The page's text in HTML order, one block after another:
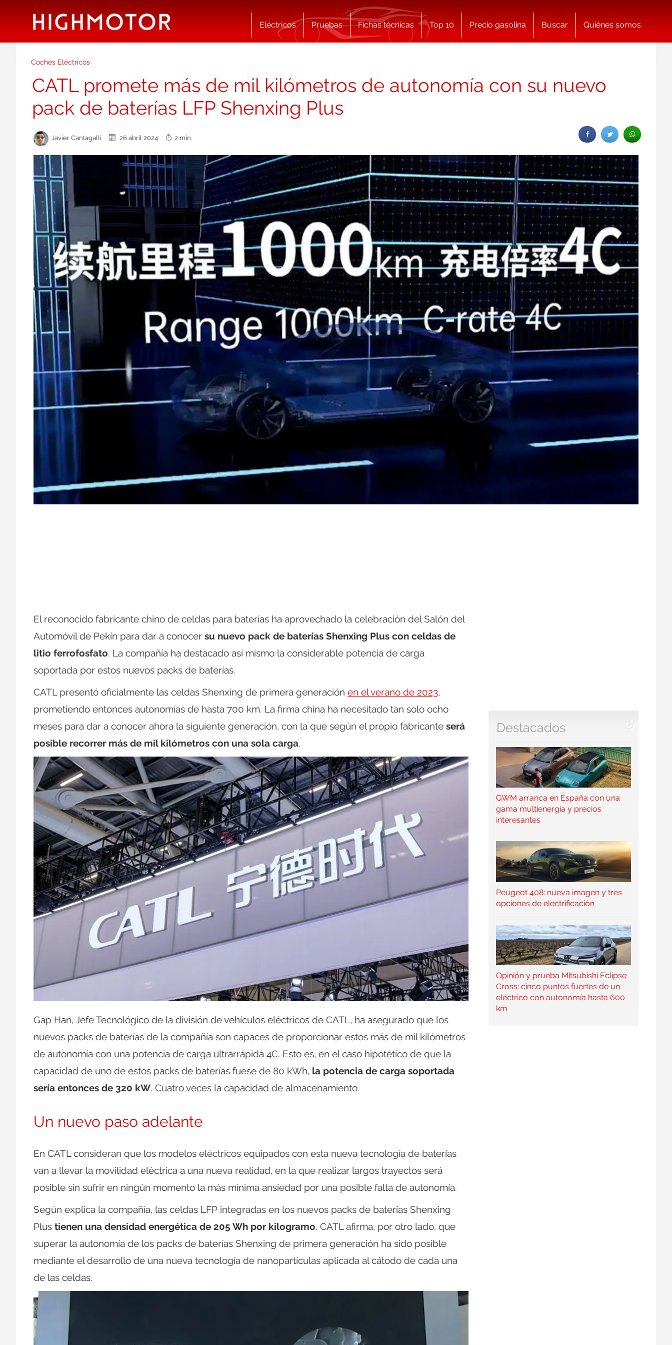
Eléctricos Pruebas Fichas técnicas Top 10 Precio gasolina Buscar Quiénes somos
Coches Eléctricos
CATL promete más de mil kilómetros de autonomía con su nuevo
pack de baterías LFP Shenxing Plus
Javier Cantagalli 26 abril 2024 2 min.
El reconocido fabricante chino de celdas para baterías ha aprovechado la celebración del Salón del
Automóvil de Pekín para dar a conocer su nuevo pack de baterías Shenxing Plus con celdas de
litio ferrofosfato. La compañía ha destacado así mismo la considerable potencia de carga
soportada por estos nuevos packs de baterías.
CATL presentó oficialmente las celdas Shenxing de primera generación en el verano de 2023,
prometiendo entonces autonomías de hasta 700 km. La firma china ha necesitado tan solo ocho
meses para dar a conocer ahora la siguiente generación, con la que según el propio fabricante será
posible recorrer más de mil kilómetros con una sola carga.
Gap Han, Jefe Tecnológico de la división de vehículos eléctricos de CATL, ha asegurado que los
nuevos packs de baterías de la compañía son capaces de proporcionar estos más de mil kilómetros
de autonomía con una potencia de carga ultrarrápida 4C. Esto es, en el caso hipotético de que la
capacidad de uno de estos packs de baterías fuese de 80 kWh, la potencia de carga soportada
sería entonces de 320 kW. Cuatro veces la capacidad de almacenamiento.
Un nuevo paso adelante
En CATL consideran que los modelos eléctricos equipados con esta nueva tecnología de baterías
van a llevar la movilidad eléctrica a una nueva realidad, en la que realizar largos trayectos será
posible sin sufrir en ningún momento la más mínima ansiedad por una posible falta de autonomía.
Según explica la compañía, las celdas LFP integradas en los nuevos packs de baterías Shenxing
Plus tienen una densidad energética de 205 Wh por kilogramo. CATL afirma, por otro lado, que
superar la autonomía de los packs de baterías Shenxing de primera generación ha sido posible
mediante el desarrollo de una nueva tecnología de nanopartículas aplicada al cátodo de cada una
de las celdas.
Destacados
GWM arranca en España con una
gama multienergía y precios
interesantes
Peugeot 408: nueva imagen y tres
opciones de electrificación
Opinión y prueba Mitsubishi Eclipse
Cross: cinco puntos fuertes de un
eléctrico con autonomía hasta 600
km